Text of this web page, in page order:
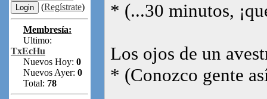
(Regístrate)
Membresía:
Ultimo:
TxEcHu
Nuevos Hoy: 0
Nuevos Ayer: 0
Total: 78
* (...30 minutos,
Los ojos de un
* (Conozco gente